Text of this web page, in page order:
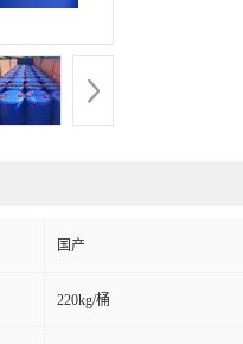
国产
220kg/桶